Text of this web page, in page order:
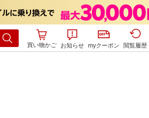
買い物かご お知らせ myクーポン 閲覧履歴